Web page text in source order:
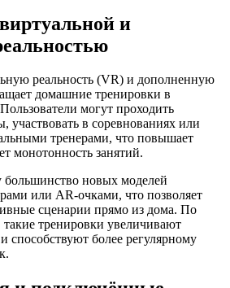
и
реальность (VR) и дополненную
домашние тренировки в
могут проходить
участвовать в соревнованиях или
тренерами, что повышает
монотонность занятий.
большинство новых моделей
или AR-очками, что позволяет
сценарии прямо из дома. По
тренировки увеличивают
способствуют более регулярному